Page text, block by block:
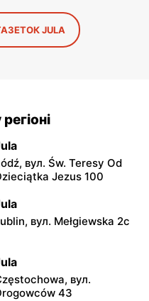
JULA
вул. Św. Teresy Od
Jezus 100
вул. Mełgiewska 2c
вул.
43